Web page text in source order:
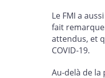
Le FMI a
fait
attendus, et
COVID‑19.
Au-delà de